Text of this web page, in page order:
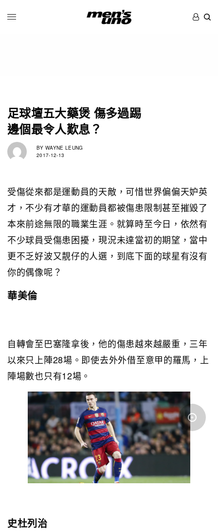
足球壇五大藥煲 傷多過踢
邊個最令人歎息？
BY WAYNE LEUNG
2017-12-13
受傷從來都是運動員的天敵，可惜世界偏偏天妒英
才，不少有才華的運動員都被傷患限制甚至摧毀了
本來前途無限的職業生涯。就算時至今日，依然有
不少球員受傷患困擾，現況未達當初的期望，當中
更不乏好波又靚仔的人選，到底下面的球星有沒有
你的偶像呢？
華美倫
自轉會至巴塞隆拿後，他的傷患越來越嚴重，三年
以來只上陣28場。即使去外外借至意甲的羅馬，上
陣場數也只有12場。
史杜列治